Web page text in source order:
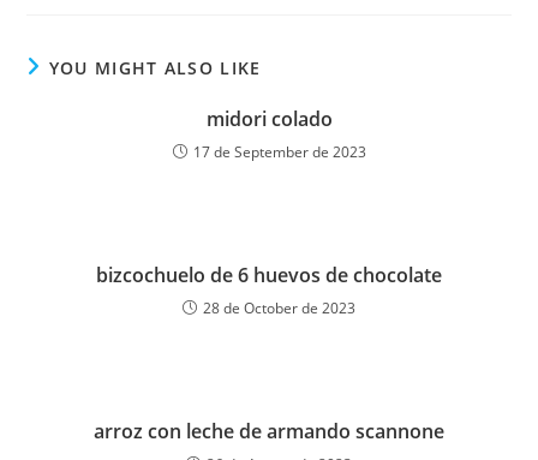
YOU MIGHT ALSO LIKE
midori colado
17 de September de 2023
bizcochuelo de 6 huevos de chocolate
28 de October de 2023
arroz con leche de armando scannone